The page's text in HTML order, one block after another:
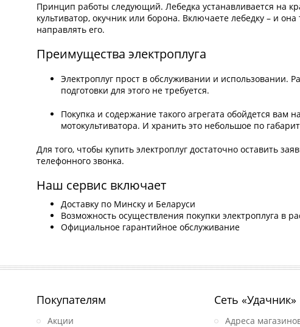
Принцип работы следующий. Лебедка устанавливается на
культиватор, окучник или борона. Включаете лебедку – и
направлять его.
Преимущества электроплуга
Электроплуг прост в обслуживании и использовании.
подготовки для этого не требуется.
Покупка и содержание такого агрегата обойдется вам
мотокультиватора. И хранить это небольшое по
Для того, чтобы купить электроплуг достаточно оставить
телефонного звонка.
Наш сервис включает
Доставку по Минску и Беларуси
Возможность осуществления покупки электроплуга в
Официальное гарантийное обслуживание
Покупателям
Акции
Сеть «Удачник»
Адреса